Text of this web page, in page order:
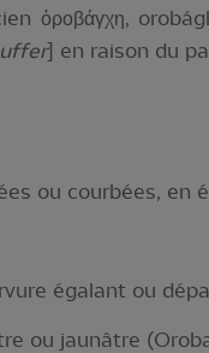
ὀροβάγχη,
] en raison du
ou courbées, en
égalant ou
ou jaunâtre